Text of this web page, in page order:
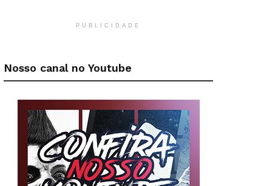
PUBLICIDADE
Nosso canal no Youtube